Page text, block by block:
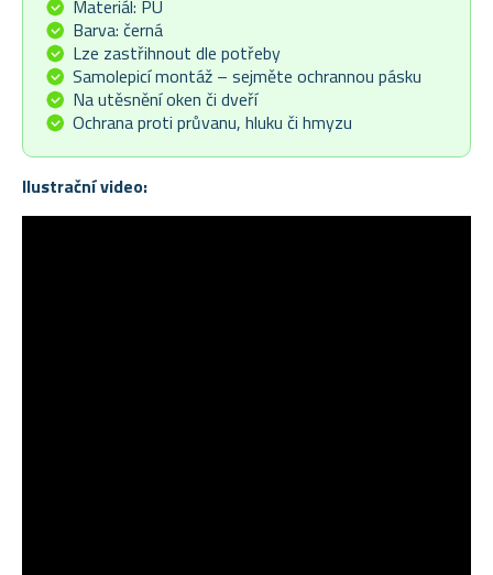
Materiál: PU
Barva: černá
Lze zastřihnout dle potřeby
Samolepicí montáž – sejměte ochrannou pásku
Na utěsnění oken či dveří
Ochrana proti průvanu, hluku či hmyzu
Ilustrační video: